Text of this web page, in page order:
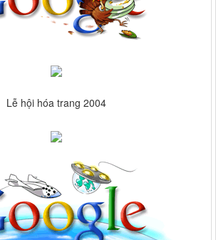
Lễ hội hóa trang 2004